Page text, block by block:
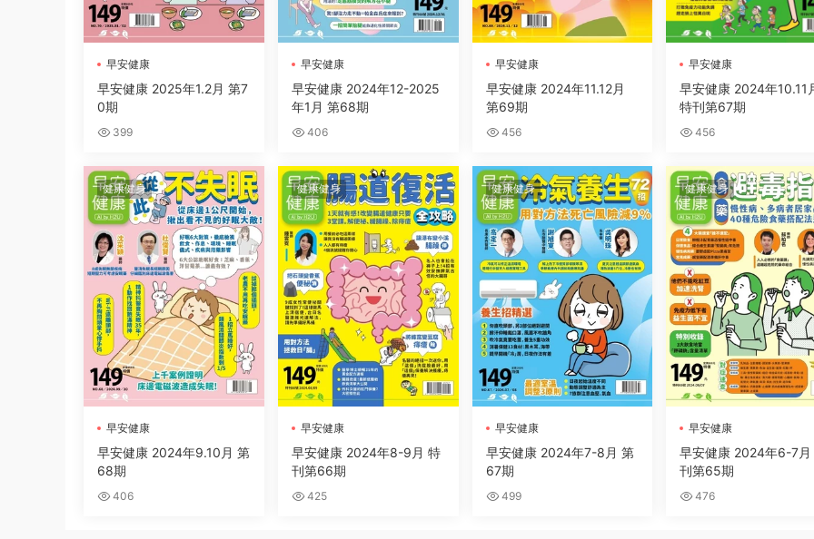
早安健康
早安健康 2025年1.2月 第7
0期
399
早安健康
早安健康 2024年12-2025
年1月 第68期
406
早安健康
早安健康 2024年11.12月
第69期
456
早安健康
早安健康 2024年10.11
特刊第67期
456
健康健身
早安健康
早安健康 2024年9.10月 第
68期
406
健康健身
早安健康
早安健康 2024年8-9月 特
刊第66期
425
健康健身
早安健康
早安健康 2024年7-8月 第
67期
499
健康健身
早安健康
早安健康 2024年6-7月
刊第65期
476